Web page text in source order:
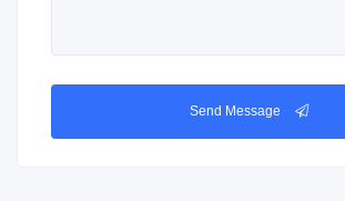
Send Message